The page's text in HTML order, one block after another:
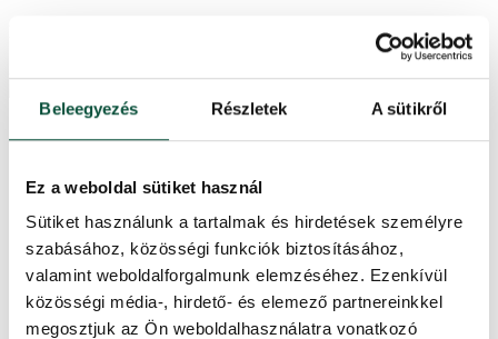
Beleegyezés Részletek A sütikről
Ez a weboldal sütiket használ
Sütiket használunk a tartalmak és hirdetések személyre
szabásához, közösségi funkciók biztosításához,
valamint weboldalforgalmunk elemzéséhez. Ezenkívül
közösségi média-, hirdető- és elemező partnereinkkel
megosztjuk az Ön weboldalhasználatra vonatkozó